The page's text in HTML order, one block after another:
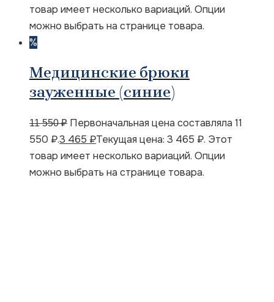
товар имеет несколько вариаций. Опции
можно выбрать на странице товара.
%
Медицинские брюки
зауженные (синие)
11 550₽ Первоначальная цена составляла 11
550 ₽.3 465 ₽Текущая цена: 3 465 ₽. Этот
товар имеет несколько вариаций. Опции
можно выбрать на странице товара.